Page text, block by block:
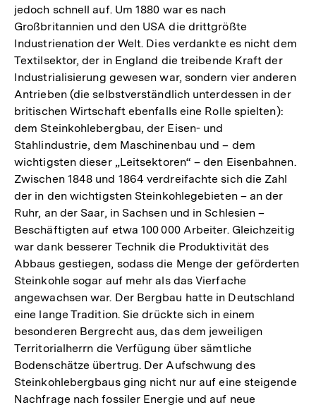
jedoch schnell auf. Um 1880 war es nach
Großbritannien und den USA die drittgrößte
Industrienation der Welt. Dies verdankte es nicht dem
Textilsektor, der in England die treibende Kraft der
Industrialisierung gewesen war, sondern vier anderen
Antrieben (die selbstverständlich unterdessen in der
britischen Wirtschaft ebenfalls eine Rolle spielten):
dem Steinkohlebergbau, der Eisen- und
Stahlindustrie, dem Maschinenbau und – dem
wichtigsten dieser „Leitsektoren“ – den Eisenbahnen.
Zwischen 1848 und 1864 verdreifachte sich die Zahl
der in den wichtigsten Steinkohlegebieten – an der
Ruhr, an der Saar, in Sachsen und in Schlesien –
Beschäftigten auf etwa 100 000 Arbeiter. Gleichzeitig
war dank besserer Technik die Produktivität des
Abbaus gestiegen, sodass die Menge der geförderten
Steinkohle sogar auf mehr als das Vierfache
angewachsen war. Der Bergbau hatte in Deutschland
eine lange Tradition. Sie drückte sich in einem
besonderen Bergrecht aus, das dem jeweiligen
Territorialherrn die Verfügung über sämtliche
Bodenschätze übertrug. Der Aufschwung des
Steinkohlebergbaus ging nicht nur auf eine steigende
Nachfrage nach fossiler Energie und auf neue